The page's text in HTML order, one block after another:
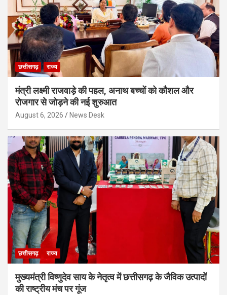
छत्तीसगढ़ राज्य
मंत्री लक्ष्मी राजवाड़े की पहल, अनाथ बच्चों को कौशल और
रोजगार से जोड़ने की नई शुरुआत
August 6, 2026 News Desk
छत्तीसगढ़ राज्य
मुख्यमंत्री विष्णुदेव साय के नेतृत्व में छत्तीसगढ़ के जैविक उत्पादों
की राष्ट्रीय मंच पर गूंज